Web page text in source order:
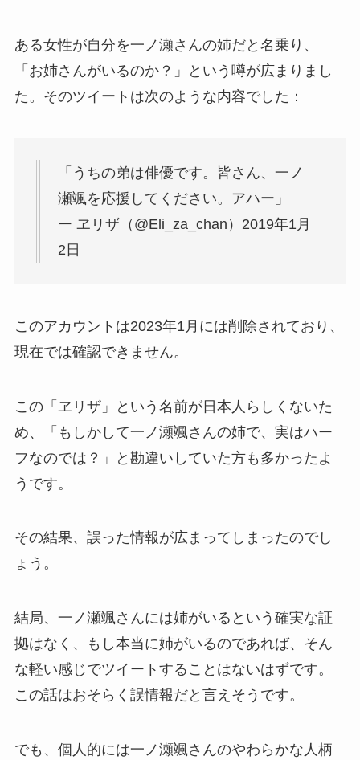
ある女性が自分を一ノ瀬さんの姉だと名乗り、
「お姉さんがいるのか？」という噂が広まりまし
た。そのツイートは次のような内容でした：
「うちの弟は俳優です。皆さん、一ノ
瀬颯を応援してください。アハー」
ー ヱリザ（@Eli_za_chan）2019年1月
2日
このアカウントは2023年1月には削除されており、
現在では確認できません。
この「ヱリザ」という名前が日本人らしくないた
め、「もしかして一ノ瀬颯さんの姉で、実はハー
フなのでは？」と勘違いしていた方も多かったよ
うです。
その結果、誤った情報が広まってしまったのでし
ょう。
結局、一ノ瀬颯さんには姉がいるという確実な証
拠はなく、もし本当に姉がいるのであれば、そん
な軽い感じでツイートすることはないはずです。
この話はおそらく誤情報だと言えそうです。
でも、個人的には一ノ瀬颯さんのやわらかな人柄